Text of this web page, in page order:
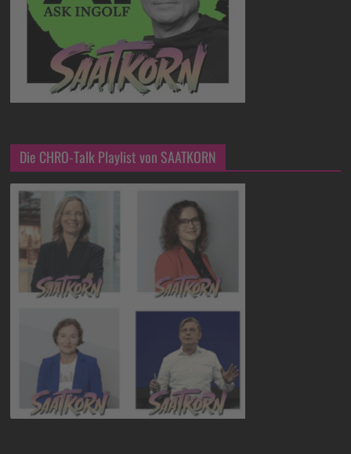
Die CHRO-Talk Playlist von SAATKORN